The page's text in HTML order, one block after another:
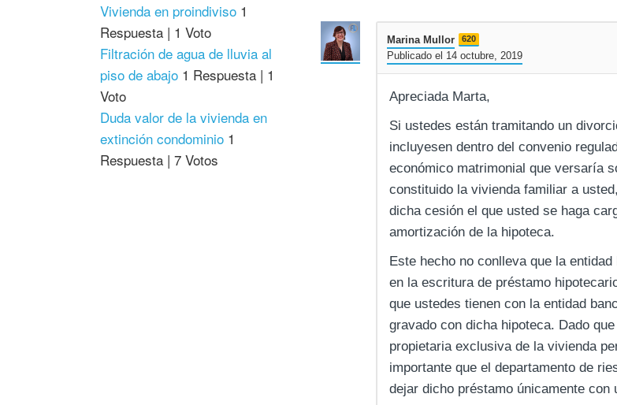
Marina Mullor 620
Publicado el 14 octubre, 2019
Apreciada Marta,
Si ustedes están tramitando un
incluyesen dentro del convenio
económico matrimonial que versaría
constituido la vivienda familiar a
dicha cesión el que usted se haga
amortización de la hipoteca.
Este hecho no conlleva que la
en la escritura de préstamo
que ustedes tienen con la entidad
gravado con dicha hipoteca. Dado
propietaria exclusiva de la vivienda
importante que el departamento de
dejar dicho préstamo únicamente con
Vivienda en proindiviso 1
Respuesta | 1 Voto
Filtración de agua de lluvia al
piso de abajo 1 Respuesta | 1
Voto
Duda valor de la vivienda en
extinción condominio 1
Respuesta | 7 Votos